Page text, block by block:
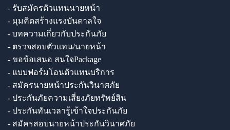
- รับสมัครตัวแทนนายหน้า
- มุมคิดสร้างแรงบันดาลใจ
- บทความเกี่ยวกับประกันภัย
- ตรวจสอบตัวแทน/นายหน้า
- ขอข้อเสนอ สนใจPackage
- แบบฟอร์มโอนตัวแทนบริการ
- สมัครนายหน้าประกันวินาศภัย
- ประกันภัยความเสี่ยงภัยทรัพย์สิน
- ประกันทันเวลารู้เข้าใจประกันภัย
- สมัครสอบนายหน้าประกันวินาศภัย